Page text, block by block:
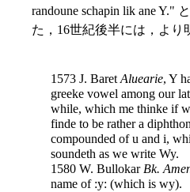
randoune schapin lik ane Y."
た，16世紀後半には，より
1573 J. BaretAluearie, Y
greeke vowel among our
while, which me thinke if
finde to be rather a
compounded of u and i,
soundeth as we write Wy.
1580 W. BullokarBk.
name of :y: (which is wy).